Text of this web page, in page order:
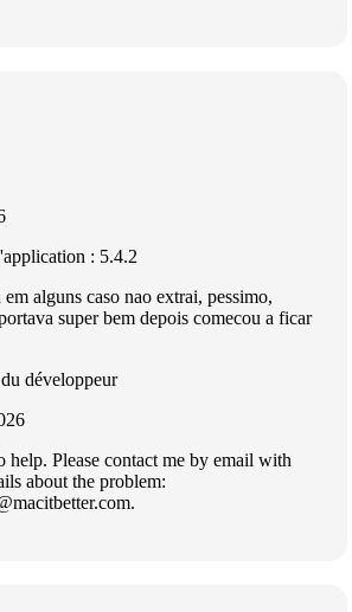
: 5.4.2
alguns caso nao extrai, pessimo,
super bem depois comecou a ficar
développeur
help. Please contact me by email with
about the problem:
.